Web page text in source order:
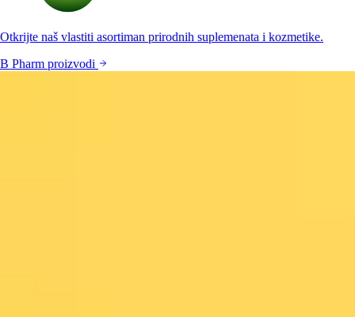
Otkrijte naš vlastiti asortiman prirodnih suplemenata i kozmetike.
B Pharm proizvodi